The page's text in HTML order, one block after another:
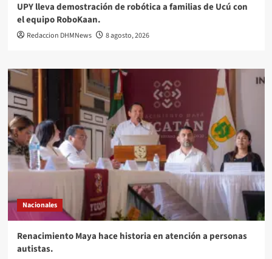
UPY lleva demostración de robótica a familias de Ucú con
el equipo RoboKaan.
Redaccion DHMNews 8 agosto, 2026
Nacionales
Renacimiento Maya hace historia en atención a personas
autistas.